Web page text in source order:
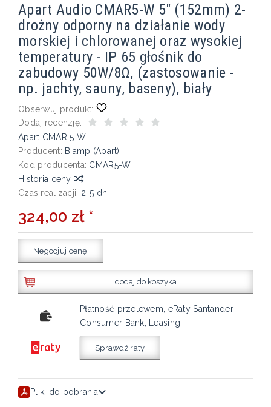
Apart Audio CMAR5-W 5" (152mm) 2-
drożny odporny na działanie wody
morskiej i chlorowanej oraz wysokiej
temperatury - IP 65 głośnik do
zabudowy 50W/8Ω, (zastosowanie -
np. jachty, sauny, baseny), biały
Obserwuj produkt:
Dodaj recenzję:
Apart CMAR 5 W
Producent: Biamp (Apart)
Kod producenta: CMAR5-W
Historia ceny
Czas realizacji: 2-5 dni
324,00 zł *
Negocjuj cenę
dodaj do koszyka
Płatność przelewem, eRaty Santander
Consumer Bank, Leasing
Sprawdź raty
Pliki do pobrania